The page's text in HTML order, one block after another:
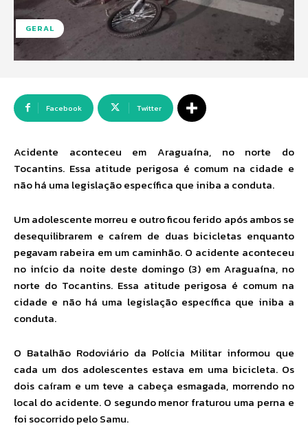
GERAL
Facebook Twitter
Acidente aconteceu em Araguaína, no norte do
Tocantins. Essa atitude perigosa é comum na cidade e
não há uma legislação específica que iniba a conduta.
Um adolescente morreu e outro ficou ferido após ambos se
desequilibrarem e caírem de duas bicicletas enquanto
pegavam rabeira em um caminhão. O acidente aconteceu
no início da noite deste domingo (3) em Araguaína, no
norte do Tocantins. Essa atitude perigosa é comum na
cidade e não há uma legislação específica que iniba a
conduta.
O Batalhão Rodoviário da Polícia Militar informou que
cada um dos adolescentes estava em uma bicicleta. Os
dois caíram e um teve a cabeça esmagada, morrendo no
local do acidente. O segundo menor fraturou uma perna e
foi socorrido pelo Samu.